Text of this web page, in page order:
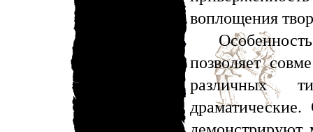
воплощения
Особенность
позволяет
различных